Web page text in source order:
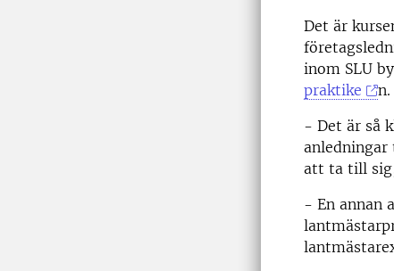
Det är
inom SLU
praktike
- Det är så
anledningar
att ta till sig,
- En annan